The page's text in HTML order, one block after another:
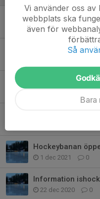
Ny säsong står för
4 sep 2025 0
Istider
Hockeybanan
Hockeybanan
1 dec 2021 0
Information
22 dec 2020 0
Vi använder oss
webbplats ska
även för
Så
Bara